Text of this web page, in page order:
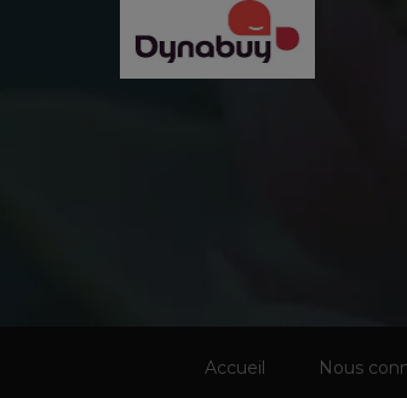
Accueil Nous